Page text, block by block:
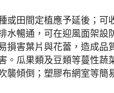
或田間定植應予延後；
水暢通，可在迎風面架
損害葉片與花蕾，造成品
。瓜果類及豆類等蔓性
襲傾倒；塑膠布網室等